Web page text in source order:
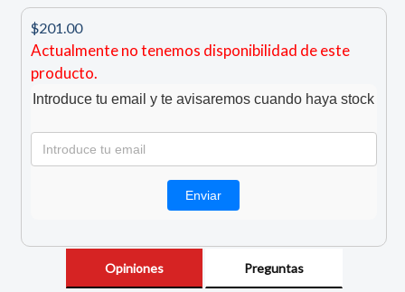
$201.00
Actualmente no tenemos disponibilidad de este
producto.
Introduce tu email y te avisaremos cuando haya stock
Opiniones Preguntas